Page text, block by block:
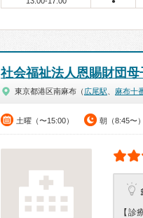
社会福祉法人恩賜財団
東京都港区南麻布（ 広尾駅 麻布十
土曜（〜15:00） 朝（8:45〜
【診